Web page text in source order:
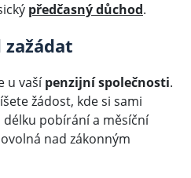
předčasný důchod.
zažádat
u vašípenzijní společnosti.
žádost, kde si sami
pobírání a měsíční
nad zákonným